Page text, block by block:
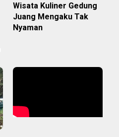
Wisata Kuliner Gedung
Juang Mengaku Tak
Nyaman